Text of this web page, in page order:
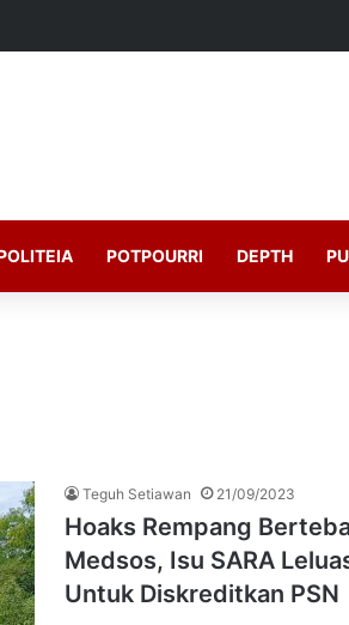
POTPOURRI DEPTH
Teguh Setiawan 21/09/2023
Hoaks Rempang
Medsos, Isu SARA
Untuk Diskreditkan PSN